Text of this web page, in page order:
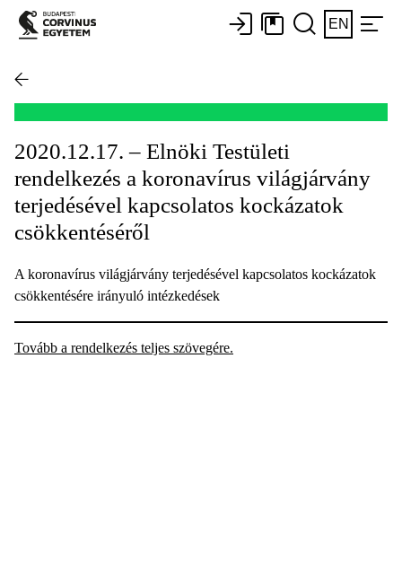
EN
2020.12.17. – Elnöki Testületi
rendelkezés a koronavírus világjárvány
terjedésével kapcsolatos kockázatok
csökkentéséről
A koronavírus világjárvány terjedésével kapcsolatos kockázatok
csökkentésére irányuló intézkedések
Tovább a rendelkezés teljes szövegére.